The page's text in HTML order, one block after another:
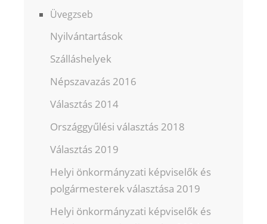
Üvegzseb
Nyilvántartások
Szálláshelyek
Népszavazás 2016
Választás 2014
Országgyűlési választás 2018
Választás 2019
Helyi önkormányzati képviselők és
polgármesterek választása 2019
Helyi önkormányzati képviselők és